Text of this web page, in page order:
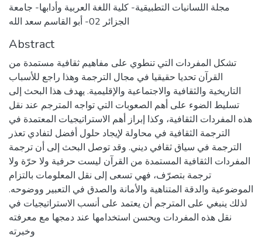
مجلة اللسانيات التطبيقية- كلية اللغة العربية وأدابها- جامعة
الجزائر 02- أبو القاسم سعد الله
Abstract
تشكل المفردات التي تنطوي على مفاهيم ثقافية مستمدة من
القرآن تحديا حقيقيا في مجال الترجمة وهذا راجع للأسباب
التاريخية والثقافية والاجتماعية والإقليمية. يهدف هذا البحث إلى
تسليط الضوء على أهم الصعوبات التي تواجه المترجم عند نقل
هذه المفردات الثقافية، وكذا إبراز أهم الاستراتيجيات المعتمدة في
الترجمة الثقافية في محاولة لإيجاد حلول أفضل لتفادي تعذر
الترجمة في سياق ثقافي ديني. وقد توصل البحث إلى أن ترجمة
المفردات الثقافية المستمدة من القرآن ليست حرفية ولا حرّة ولا
ترجمة بتصرّف، فهي تسعى إلى نقل المعلومات بالتزام
الموضوعية والدقة المتناهية والأمانة والصدق في التعبير ووضوحه.
لذلك ينبغي على المترجم أن يعتمد على أنسب الاستراتيجيات في
نقل هذه المفردات ويحسن استخدامها عند دمجها مع معرفته
وخبرته